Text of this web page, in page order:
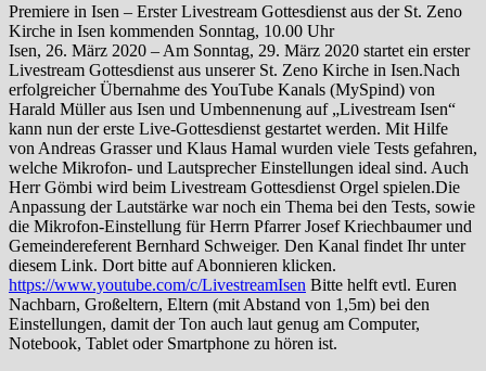
Premiere in Isen – Erster Livestream Gottesdienst aus der St. Zeno
Kirche in Isen kommenden Sonntag, 10.00 Uhr
Isen, 26. März 2020 – Am Sonntag, 29. März 2020 startet ein erster
Livestream Gottesdienst aus unserer St. Zeno Kirche in Isen.Nach
erfolgreicher Übernahme des YouTube Kanals (MySpind) von
Harald Müller aus Isen und Umbennenung auf „Livestream Isen“
kann nun der erste Live-Gottesdienst gestartet werden. Mit Hilfe
von Andreas Grasser und Klaus Hamal wurden viele Tests gefahren,
welche Mikrofon- und Lautsprecher Einstellungen ideal sind. Auch
Herr Gömbi wird beim Livestream Gottesdienst Orgel spielen.Die
Anpassung der Lautstärke war noch ein Thema bei den Tests, sowie
die Mikrofon-Einstellung für Herrn Pfarrer Josef Kriechbaumer und
Gemeindereferent Bernhard Schweiger. Den Kanal findet Ihr unter
diesem Link. Dort bitte auf Abonnieren klicken.
https://www.youtube.com/c/LivestreamIsen Bitte helft evtl. Euren
Nachbarn, Großeltern, Eltern (mit Abstand von 1,5m) bei den
Einstellungen, damit der Ton auch laut genug am Computer,
Notebook, Tablet oder Smartphone zu hören ist.